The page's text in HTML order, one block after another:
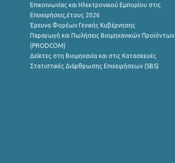
Επικοινωνίας και Ηλεκτρονικού Εμπορίου στις
Επιχειρήσεις,έτους 2026
Έρευνα Φορέων Γενικής Κυβέρνησης
Παραγωγή και Πωλήσεις Βιομηχανικών Προϊόντων
(PRODCOM)
Δείκτες στη Βιομηχανία και στις Κατασκευές
Στατιστικές Διάρθρωσης Επιχειρήσεων (SBS)